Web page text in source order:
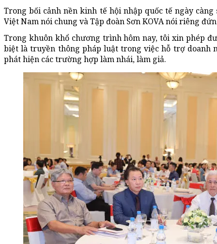
Trong bối cảnh nền kinh tế hội nhập quốc tế ngày
Việt Nam nói chung và Tập đoàn Sơn KOVA nói riêng
Trong khuôn khổ chương trình hôm nay, tôi xin phép
biệt là truyền thông pháp luật trong việc hỗ trợ doanh
phát hiện các trường hợp làm nhái, làm giả.